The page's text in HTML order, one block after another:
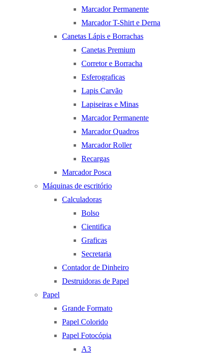
Marcador Permanente
Marcador T-Shirt e Derna
Canetas Lápis e Borrachas
Canetas Premium
Corretor e Borracha
Esferograficas
Lapis Carvão
Lapiseiras e Minas
Marcador Permanente
Marcador Quadros
Marcador Roller
Recargas
Marcador Posca
Máquinas de escritório
Calculadoras
Bolso
Cientifica
Graficas
Secretaria
Contador de Dinheiro
Destruidoras de Papel
Papel
Grande Formato
Papel Colorido
Papel Fotocópia
A3